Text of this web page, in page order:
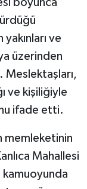
boyunca
ve
üzerinden
Meslektaşları,
ve kişiliğiyle
ifade etti.
memleketinin
Mahallesi
kamuoyunda